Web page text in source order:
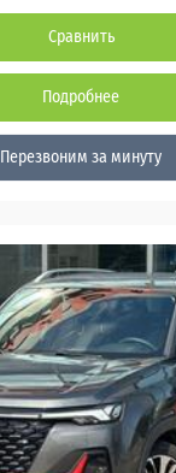
Сравнить
Подробнее
Перезвоним за минуту